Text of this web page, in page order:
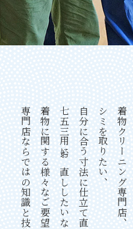
シミを取りたい、
自分に合う寸法に仕立て直したい、
七五三用にお直ししたいなど
着物に関する様々なご要望に